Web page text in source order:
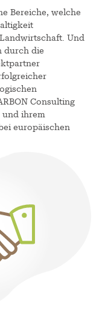
Bereiche, welche
Und
durch die
Consulting
und ihrem
europäischen